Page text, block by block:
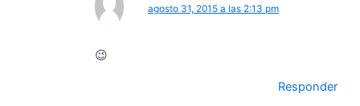
agosto 31, 2015 a las 2:13 pm
😉
Responder